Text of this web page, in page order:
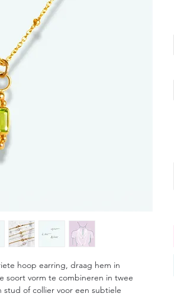
hoop earring, draag hem in
soort vorm te combineren in twee
of collier voor een subtiele